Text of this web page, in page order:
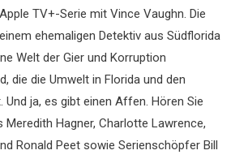
TV+-Serie mit Vince Vaughn. Die
ehemaligen Detektiv aus Südflorida
Welt der Gier und Korruption
die die Umwelt in Florida und den
ja, es gibt einen Affen. Hören Sie
Hagner, Charlotte Lawrence,
Ronald Peet sowie Serienschöpfer Bill